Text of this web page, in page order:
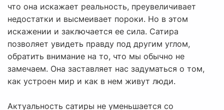
что она искажает реальность, преувеличивает
недостатки и высмеивает пороки. Но в этом
искажении и заключается ее сила. Сатира
позволяет увидеть правду под другим углом,
обратить внимание на то, что мы обычно не
замечаем. Она заставляет нас задуматься о том,
как устроен мир и как в нем живут люди.
Актуальность сатиры не уменьшается со